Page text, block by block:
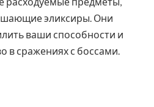
эликсиры. Они
ваши способности и
в сражениях с боссами.